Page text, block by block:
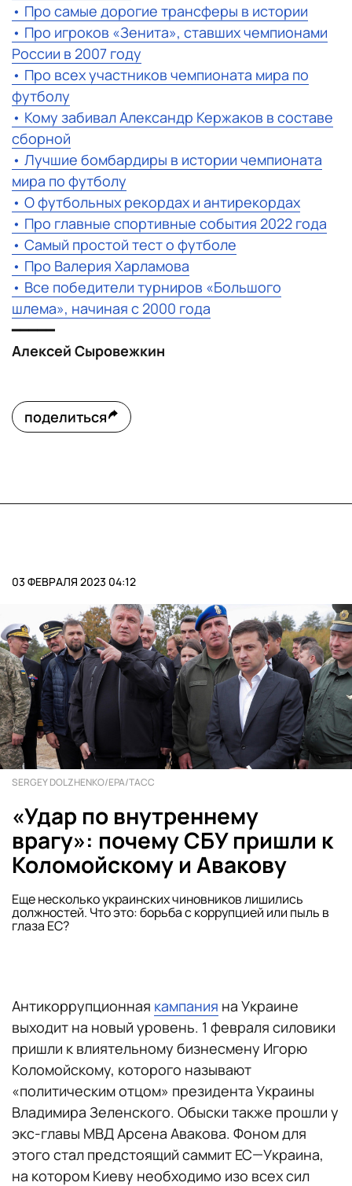
• Про самые дорогие трансферы в истории
• Про игроков «Зенита», ставших чемпионами
России в 2007 году
• Про всех участников чемпионата мира по
футболу
• Кому забивал Александр Кержаков в составе
сборной
• Лучшие бомбардиры в истории чемпионата
мира по футболу
• О футбольных рекордах и антирекордах
• Про главные спортивные события 2022 года
• Самый простой тест о футболе
• Про Валерия Харламова
• Все победители турниров «Большого
шлема», начиная с 2000 года
━━━━━
Алексей Сыровежкин
поделиться
03 ФЕВРАЛЯ 2023 04:12
SERGEY DOLZHENKO/EPA/ТАСС
«Удар по внутреннему
врагу»: почему СБУ пришли к
Коломойскому и Авакову
Еще несколько украинских чиновников лишились
должностей. Что это: борьба с коррупцией или пыль в
глаза ЕС?
Антикоррупционная кампания на Украине
выходит на новый уровень. 1 февраля силовики
пришли к влиятельному бизнесмену Игорю
Коломойскому, которого называют
«политическим отцом» президента Украины
Владимира Зеленского. Обыски также прошли у
экс-главы МВД Арсена Авакова. Фоном для
этого стал предстоящий саммит ЕС—Украина,
на котором Киеву необходимо изо всех сил